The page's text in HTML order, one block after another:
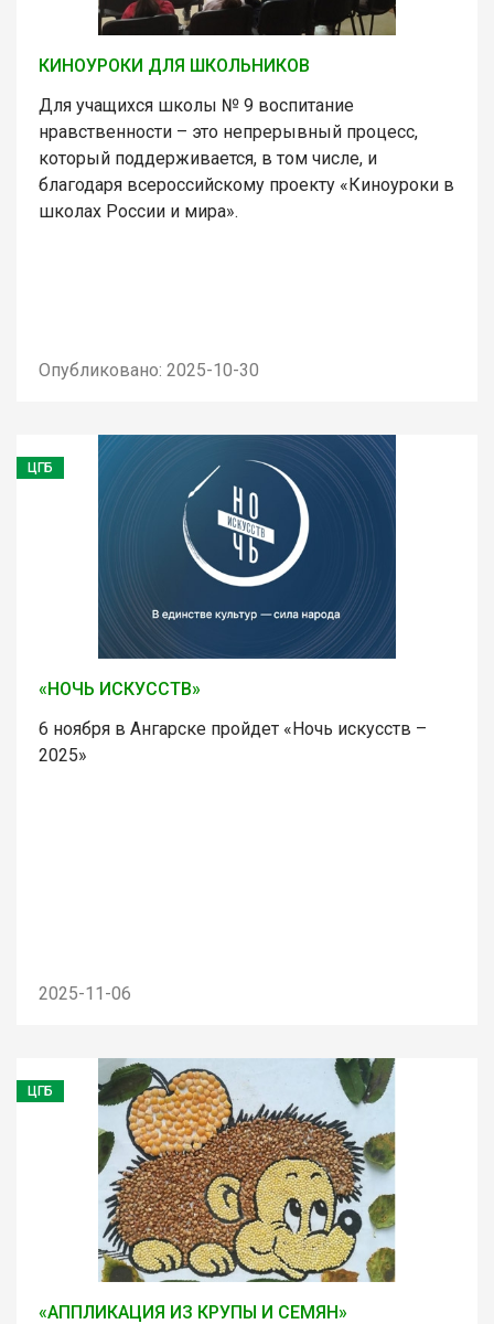
КИНОУРОКИ ДЛЯ ШКОЛЬНИКОВ
Для учащихся школы № 9 воспитание
нравственности – это непрерывный процесс,
который поддерживается, в том числе, и
благодаря всероссийскому проекту «Киноуроки в
школах России и мира».
Опубликовано: 2025-10-30
ЦГБ
«НОЧЬ ИСКУССТВ»
6 ноября в Ангарске пройдет «Ночь искусств –
2025»
2025-11-06
ЦГБ
«АППЛИКАЦИЯ ИЗ КРУПЫ И СЕМЯН»